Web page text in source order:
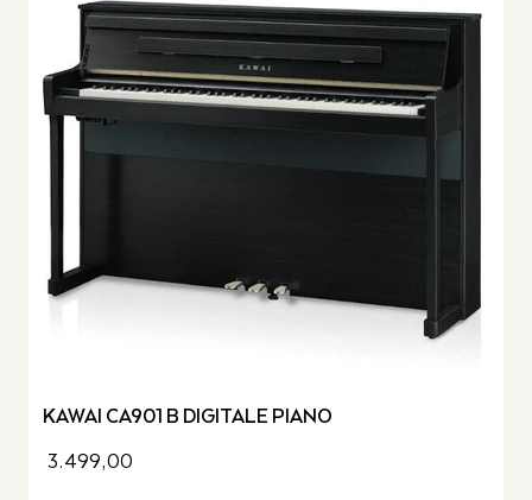
KAWAI CA901 B DIGITALE PIANO
3.499,00